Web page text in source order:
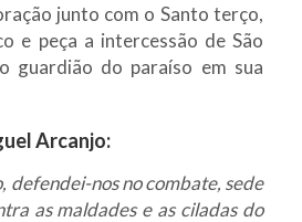
junto com o Santo terço,
e peça a intercessão de São
guardião do paraíso em sua
Arcanjo:
defendei-nos no combate, sede
as maldades e as ciladas do